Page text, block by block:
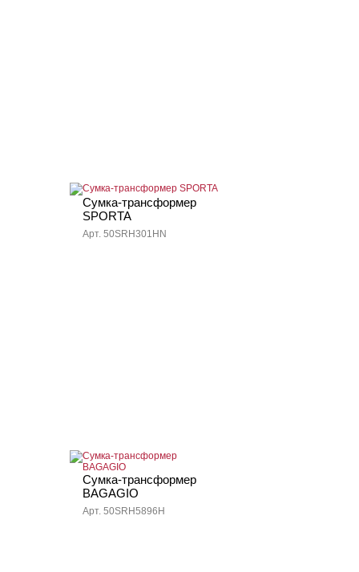
Сумка-трансформер
SPORTA
Арт. 50SRH301HN
Сумка-трансформер
BAGAGIO
Арт. 50SRH5896H